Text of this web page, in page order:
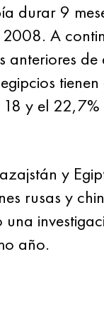
durar 9
A
anteriores
18 y el
y
rusas y
año.